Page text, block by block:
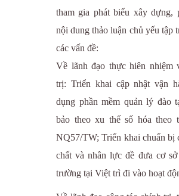
tham gia phát biểu xây dựng,
nội dung thảo luận chủ yếu tập
các vấn đề:
Về lãnh đạo thực hiên nhiệm
trị: Triển khai cập nhật vận
dụng phần mềm quản lý đào
bảo theo xu thế số hóa theo
NQ57/TW; Triển khai chuẩn bị
chất và nhân lực đề đưa cơ sở
trường tại Việt trì đi vào hoạt